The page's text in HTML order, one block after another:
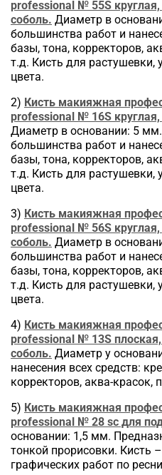
professional № 55S
соболь. Диаметр в
большинства работ и
базы, тона, корректоров,
т.д. Кисть для растушевки,
цвета.
2) Кисть макияжная
professional № 16S
Диаметр в основании: 5
большинства работ и
базы, тона, корректоров,
т.д. Кисть для растушевки,
цвета.
3) Кисть макияжная
professional № 56S
соболь. Диаметр в
большинства работ и
базы, тона, корректоров,
т.д. Кисть для растушевки,
цвета.
4) Кисть макияжная
professional № 13S
соболь. Диаметр у
нанесения всех средств:
корректоров, аква-красок,
5) Кисть макияжная
professional № 28 sc для
основании: 1,5 мм.
тонкой прорисовки. Кисть
графических работ по